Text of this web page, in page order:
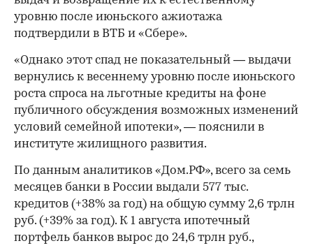
уровню после июньского ажиотажа
подтвердили в ВТБ и «Сбере».
«Однако этот спад не показательный — выдачи
вернулись к весеннему уровню после июньского
роста спроса на льготные кредиты на фоне
публичного обсуждения возможных изменений
условий семейной ипотеки», — пояснили в
институте жилищного развития.
По данным аналитиков «Дом.РФ», всего за семь
месяцев банки в России выдали 577 тыс.
кредитов (+38% за год) на общую сумму 2,6 трлн
руб. (+39% за год). К 1 августа ипотечный
портфель банков вырос до 24,6 трлн руб.,